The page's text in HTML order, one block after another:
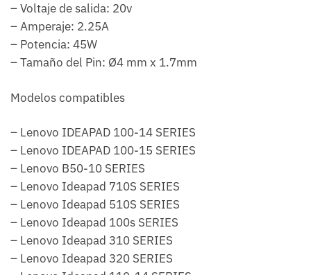
– Voltaje de salida: 20v
– Amperaje: 2.25A
– Potencia: 45W
– Tamaño del Pin: Ø4 mm x 1.7mm
Modelos compatibles
– Lenovo IDEAPAD 100-14 SERIES
– Lenovo IDEAPAD 100-15 SERIES
– Lenovo B50-10 SERIES
– Lenovo Ideapad 710S SERIES
– Lenovo Ideapad 510S SERIES
– Lenovo Ideapad 100s SERIES
– Lenovo Ideapad 310 SERIES
– Lenovo Ideapad 320 SERIES